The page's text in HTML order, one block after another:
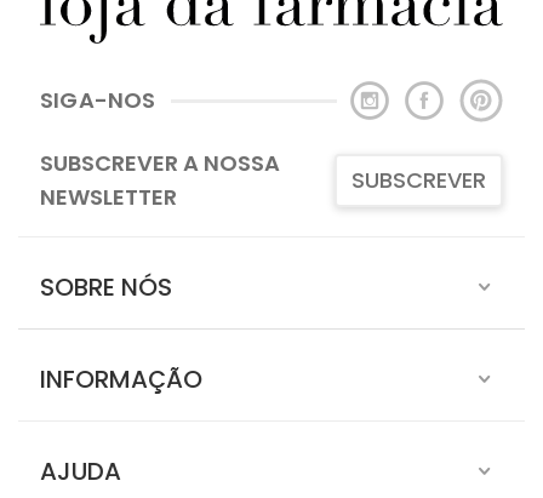
SIGA-NOS
SUBSCREVER A NOSSA
NEWSLETTER
SUBSCREVER
SOBRE NÓS
INFORMAÇÃO
AJUDA